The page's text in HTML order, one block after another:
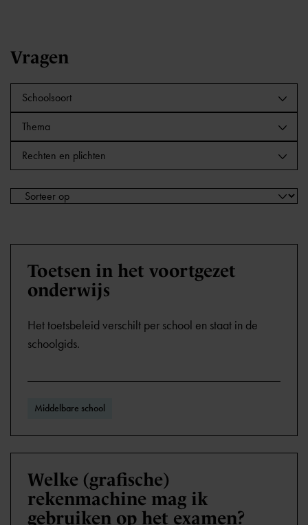
Vragen
Schoolsoort
Thema
Rechten en plichten
Toetsen in het voortgezet
onderwijs
Het toetsbeleid verschilt per school en staat in de
schoolgids.
Middelbare school
Welke (grafische)
rekenmachine mag ik
gebruiken op het examen?